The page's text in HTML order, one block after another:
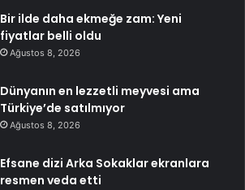
Bir ilde daha ekmeğe zam: Yeni
fiyatlar belli oldu
Ağustos 8, 2026
Dünyanın en lezzetli meyvesi ama
Türkiye’de satılmıyor
Ağustos 8, 2026
Efsane dizi Arka Sokaklar ekranlara
resmen veda etti